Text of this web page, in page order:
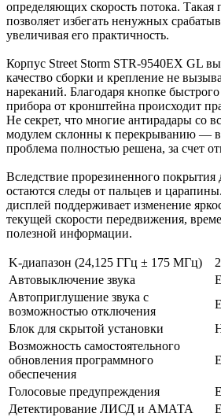
определяющих скорость потока. Такая
позволяет избегать ненужных
увеличивая его практичность.
Корпус Street Storm STR-9540EX GL
качество сборки и крепление не
нареканий. Благодаря кнопке
прибора от кронштейна происходит
Не секрет, что многие антирадары со
модулем склонны к перекрыванию —
проблема полностью решена, за счет
Вследствие прорезиненного покрытия
остаются следы от пальцев и
дисплей поддерживает изменение
текущей скорости передвижения,
полезной информации.
K-диапазон (24,125 ГГц ± 175 МГц)
Автовыключение звука
Автоприглушение звука с
возможностью отключения
Блок для скрытой установки
Возможность самостоятельного
обновления программного
обеспечения
Голосовые предупреждения
Детектирование ЛИСД и АМАТА